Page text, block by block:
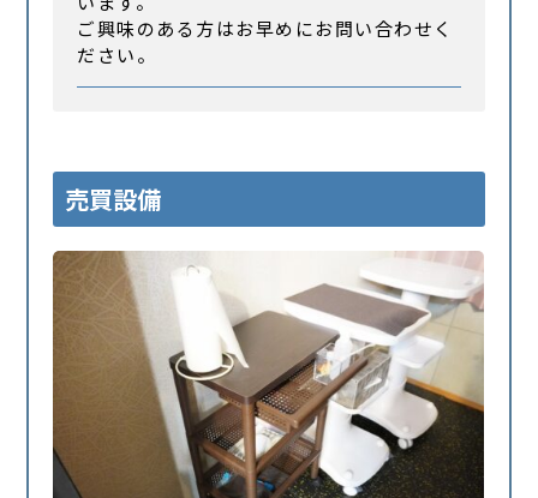
ご興味のある方はお早めにお問い合わせく
ださい。
売買設備